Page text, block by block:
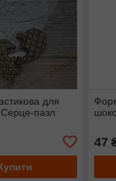
для
пазл
47